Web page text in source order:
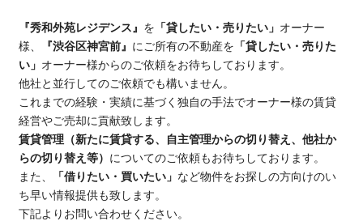
『秀和外苑レジデンス』 を 「貸したい・売りたい」 オーナー
様、
『渋谷区神宮前』 にご所有の不動産を 「貸したい・売りた
い」 オーナー様からのご依頼をお待ちしております。
他社と並行してのご依頼でも構いません。
これまでの経験・実績に基づく独自の手法でオーナー様の賃貸
経営やご売却に貢献致します。
賃貸管理（新たに賃貸する、自主管理からの切り替え、他社か
らの切り替え等） についてのご依頼もお待ちしております。
また、
「借りたい・買いたい」 など物件をお探しの方向けのい
ち早い情報提供も致します。
下記よりお問い合わせください。